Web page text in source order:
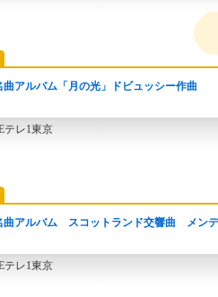
曲アルバム「月の光」ドビュッシー作曲
テレ1東京
曲アルバム スコットランド交響曲 メンデ
テレ1東京